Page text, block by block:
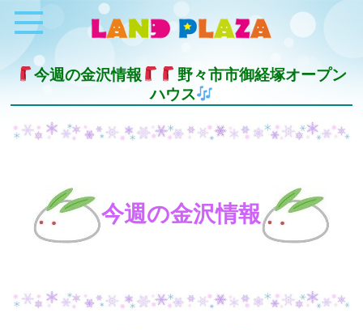
今週の金沢情報
野々市市御経塚オープン
ハウス
今週の金沢情報